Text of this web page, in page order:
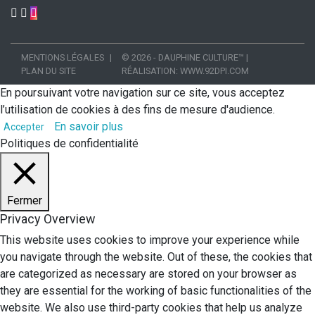
MENTIONS LÉGALES
PLAN DU SITE
© 2026 - DAUPHINE CULTURE™ |
RÉALISATION: WWW.92DPI.COM
En poursuivant votre navigation sur ce site, vous acceptez
l’utilisation de cookies à des fins de mesure d'audience.
Accepter
En savoir plus
Politiques de confidentialité
Fermer
Privacy Overview
This website uses cookies to improve your experience while
you navigate through the website. Out of these, the cookies that
are categorized as necessary are stored on your browser as
they are essential for the working of basic functionalities of the
website. We also use third-party cookies that help us analyze